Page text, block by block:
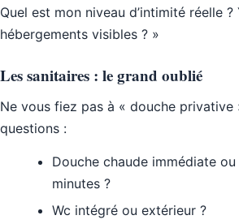
Quel est mon niveau d’intimité réelle ?
hébergements visibles ? »
Les sanitaires : le grand oublié
Ne vous fiez pas à « douche privative
questions :
Douche chaude immédiate
minutes ?
Wc intégré ou extérieur ?